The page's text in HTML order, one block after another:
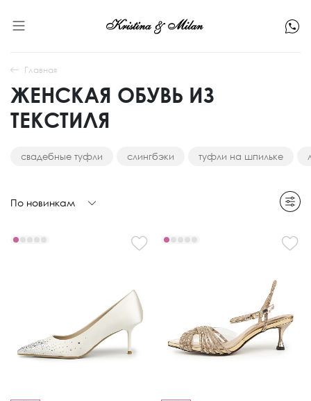
Главная
ЖЕНСКАЯ ОБУВЬ ИЗ
ТЕКСТИЛЯ
свадебные туфли слингбэки туфли на шпильке
По новинкам